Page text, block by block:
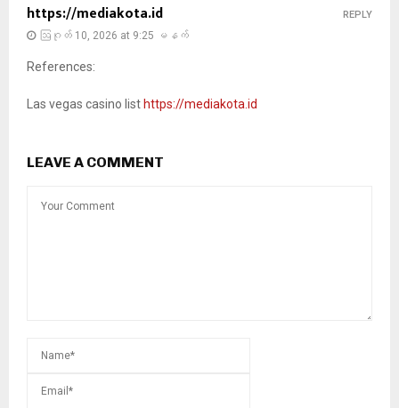
https://mediakota.id
ဩဂုတ် 10, 2026 at 9:25 မနက်
References:
Las vegas casino list https://mediakota.id
REPLY
LEAVE A COMMENT